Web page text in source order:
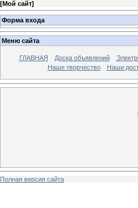
[Мой сайт]
Форма входа
Меню сайта
ГЛАВНАЯ Доска объявлений
Наше творчество
Наши
Полная версия сайта